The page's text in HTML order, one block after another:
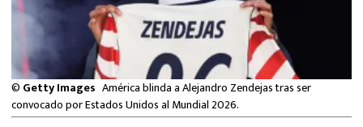
LIGA MX
NFL
© Getty Images América blinda a Alejandro Zendejas tras ser
convocado por Estados Unidos al Mundial 2026.